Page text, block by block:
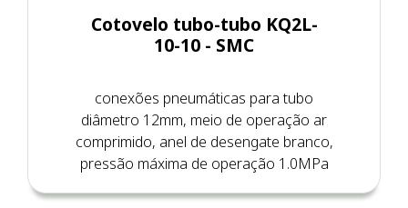
Cotovelo tubo-tubo KQ2L-
10-10 - SMC
conexões pneumáticas para tubo
diâmetro 12mm, meio de operação ar
comprimido, anel de desengate branco,
pressão máxima de operação 1.0MPa